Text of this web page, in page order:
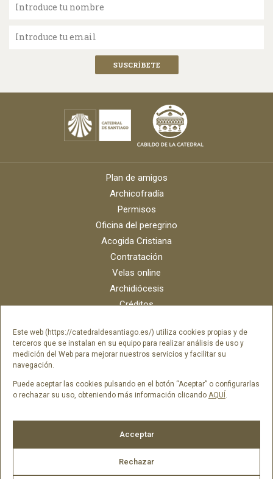
Este web (https://catedraldesantiago.es/) utiliza cookies propias y de
terceros que se instalan en su equipo para realizar análisis de uso y
medición del Web para mejorar nuestros servicios y facilitar su
navegación.
Puede aceptar las cookies pulsando en el botón “Aceptar” o configurarlas
o rechazar su uso, obteniendo más información clicando AQUÍ.
Acceptar
Rechazar
Introduce tu nombre
Introduce tu email
Plan de amigos
Archicofradía
Permisos
Oficina del peregrino
Acogida Cristiana
Contratación
Velas online
Archidiócesis
Créditos
Contacto
Portal del empleado SAMI Catedral